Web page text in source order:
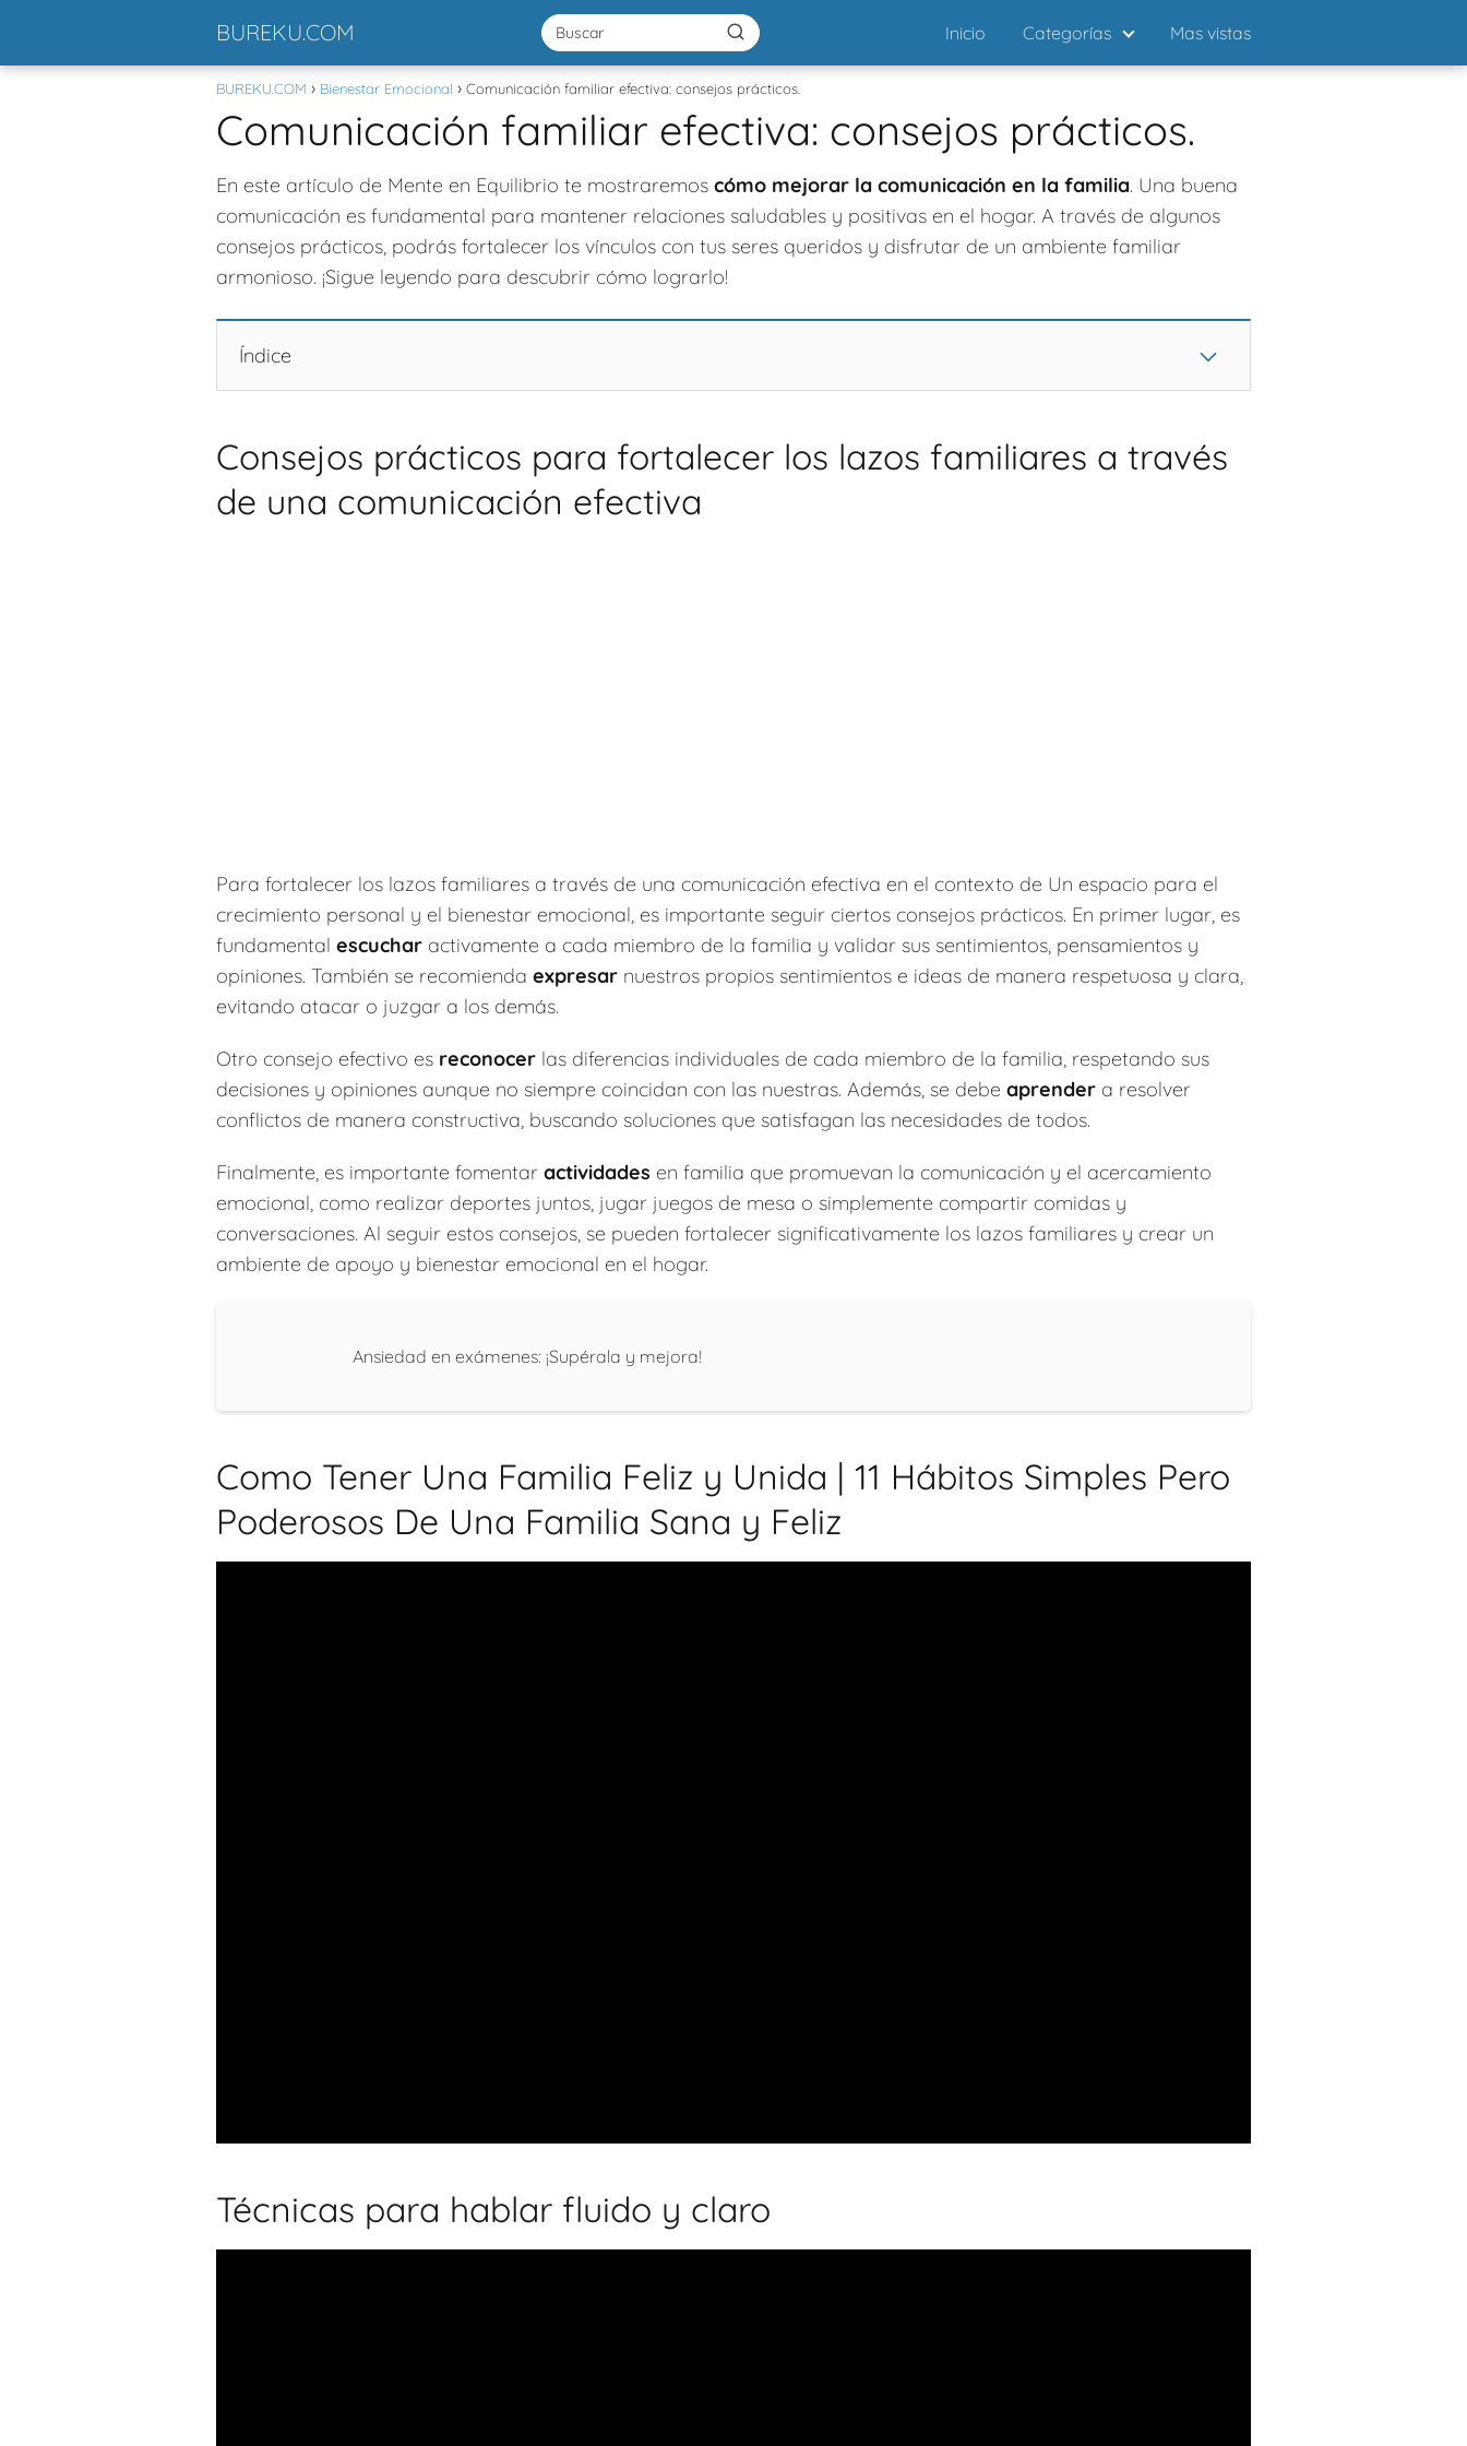
BUREKU.COM Inicio Categorías Mas vistas
BUREKU.COM Bienestar Emocional Comunicación familiar efectiva: consejos prácticos.
Comunicación familiar efectiva: consejos prácticos.
En este artículo de Mente en Equilibrio te mostraremos cómo mejorar la comunicación en la familia. Una buena
comunicación es fundamental para mantener relaciones saludables y positivas en el hogar. A través de algunos
consejos prácticos, podrás fortalecer los vínculos con tus seres queridos y disfrutar de un ambiente familiar
armonioso. ¡Sigue leyendo para descubrir cómo lograrlo!
Índice
Consejos prácticos para fortalecer los lazos familiares a través
de una comunicación efectiva
Para fortalecer los lazos familiares a través de una comunicación efectiva en el contexto de Un espacio para el
crecimiento personal y el bienestar emocional, es importante seguir ciertos consejos prácticos. En primer lugar, es
fundamental escuchar activamente a cada miembro de la familia y validar sus sentimientos, pensamientos y
opiniones. También se recomienda expresar nuestros propios sentimientos e ideas de manera respetuosa y clara,
evitando atacar o juzgar a los demás.
Otro consejo efectivo es reconocer las diferencias individuales de cada miembro de la familia, respetando sus
decisiones y opiniones aunque no siempre coincidan con las nuestras. Además, se debe aprender a resolver
conflictos de manera constructiva, buscando soluciones que satisfagan las necesidades de todos.
Finalmente, es importante fomentar actividades en familia que promuevan la comunicación y el acercamiento
emocional, como realizar deportes juntos, jugar juegos de mesa o simplemente compartir comidas y
conversaciones. Al seguir estos consejos, se pueden fortalecer significativamente los lazos familiares y crear un
ambiente de apoyo y bienestar emocional en el hogar.
Ansiedad en exámenes: ¡Supérala y mejora!
Como Tener Una Familia Feliz y Unida | 11 Hábitos Simples Pero
Poderosos De Una Familia Sana y Feliz
Técnicas para hablar fluido y claro